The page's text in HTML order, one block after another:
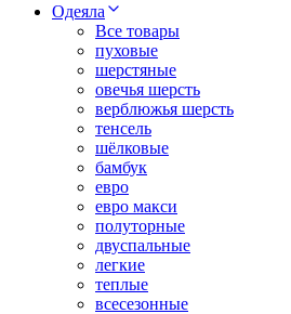
Одеяла
Все товары
пуховые
шерстяные
овечья шерсть
верблюжья шерсть
тенсель
шёлковые
бамбук
евро
евро макси
полуторные
двуспальные
легкие
теплые
всесезонные